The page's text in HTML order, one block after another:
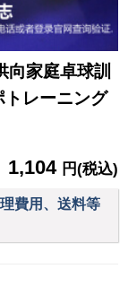
向家庭卓球訓
レーニング
1,104 円(税込)
費用、送料等